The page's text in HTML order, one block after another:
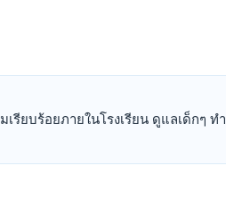
รียบร้อยภายในโรงเรียน ดูแลเด็กๆ ทำ